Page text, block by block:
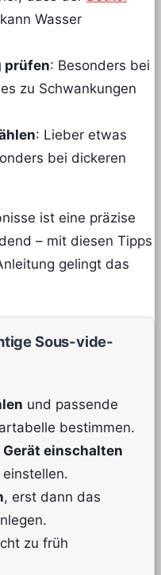
Wasser
prüfen: Besonders bei
zu Schwankungen
: Lieber etwas
bei dickeren
ist eine präzise
– mit diesen Tipps
gelingt das
Sous-vide-
und passende
bestimmen.
einschalten
, erst dann das
zu früh